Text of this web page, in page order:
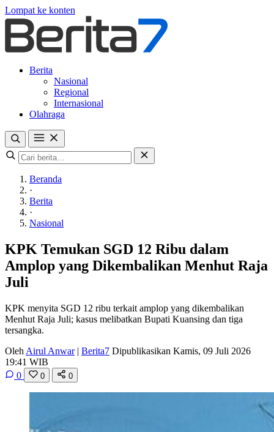
Lompat ke konten
Berita
Nasional
Regional
Internasional
Olahraga
Beranda
·
Berita
·
Nasional
KPK Temukan SGD 12 Ribu dalam
Amplop yang Dikembalikan Menhut Raja
Juli
KPK menyita SGD 12 ribu terkait amplop yang dikembalikan
Menhut Raja Juli; kasus melibatkan Bupati Kuansing dan tiga
tersangka.
Oleh Airul Anwar | Berita7 Dipublikasikan Kamis, 09 Juli 2026
19:41 WIB
0
0 0